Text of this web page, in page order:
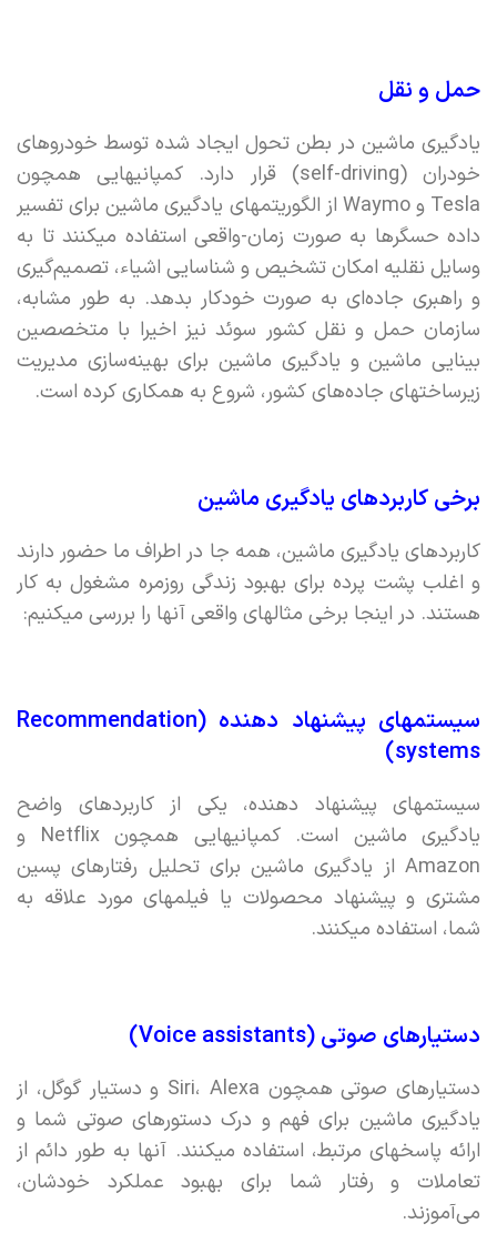
حمل و نقل
یادگیری ماشین در بطن تحول ایجاد شده توسط خودروهای
خودران (self-driving) قرار دارد. کمپانیهایی همچون
Tesla و Waymo‌ از الگوریتمهای یادگیری ماشین برای تفسیر
داده حسگرها به صورت زمان-واقعی استفاده میکنند تا به
وسایل نقلیه امکان تشخیص و شناسایی اشیاء، تصمیم‌گیری
و راهبری جاده‌ای به صورت خودکار بدهد. به طور مشابه،
سازمان حمل و نقل کشور سوئد نیز اخیرا با متخصصین
بینایی ماشین و یادگیری ماشین برای بهینه‌سازی مدیریت
زیرساختهای جاده‌های کشور، شروع به همکاری کرده است.
برخی کاربردهای یادگیری ماشین
کاربردهای یادگیری ماشین،‌ همه جا در اطراف ما حضور دارند
و اغلب پشت پرده برای بهبود زندگی روزمره مشغول به کار
هستند. در اینجا برخی مثالهای واقعی آنها را بررسی میکنیم:
سیستمهای پیشنهاد دهنده (Recommendation
systems)
سیستمهای پیشنهاد دهنده،‌ یکی از کاربردهای واضح
یادگیری ماشین است. کمپانیهایی همچون Netflix و
Amazon از یادگیری ماشین برای تحلیل رفتارهای پسین
مشتری و پیشنهاد محصولات یا فیلمهای مورد علاقه به
شما، استفاده میکنند.
دستیارهای صوتی (Voice assistants)
دستیارهای صوتی همچون Siri، Alexa و دستیار گوگل،‌ از
یادگیری ماشین برای فهم و درک دستورهای صوتی شما و
ارائه پاسخهای مرتبط، استفاده میکنند. آنها به طور دائم از
تعاملات و رفتار شما برای بهبود عملکرد خودشان،
می‌آموزند.